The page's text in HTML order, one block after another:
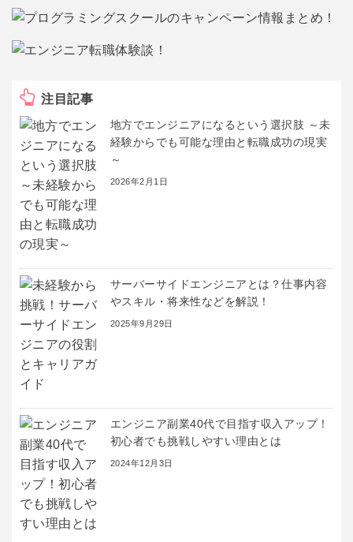
注目記事
地方でエンジニアになるという選択肢 ～未
経験からでも可能な理由と転職成功の現実
～
2026年2月1日
サーバーサイドエンジニアとは？仕事内容
やスキル・将来性などを解説！
2025年9月29日
エンジニア副業40代で目指す収入アップ！
初心者でも挑戦しやすい理由とは
2024年12月3日